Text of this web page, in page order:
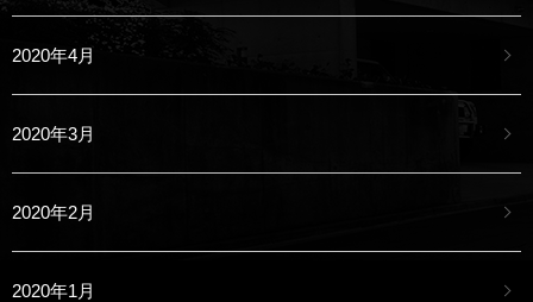
2020年4月
2020年3月
2020年2月
2020年1月